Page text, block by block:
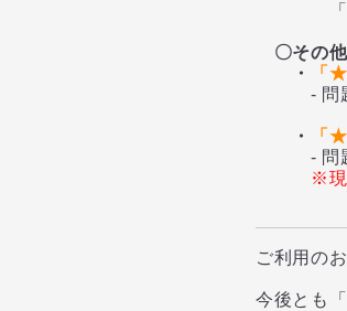
「★5-8
〇その他
・
「
- 問題
・
「
- 問題
※現
ご利用の
今後とも